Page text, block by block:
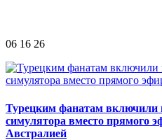
06 16 26
Турецким фанатам включили
симулятора вместо прямого
Австралией